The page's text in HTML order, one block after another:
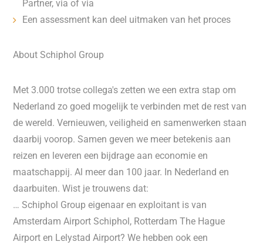
Partner, via of via
Een assessment kan deel uitmaken van het proces
About Schiphol Group
Met 3.000 trotse collega's zetten we een extra stap om
Nederland zo goed mogelijk te verbinden met de rest van
de wereld. Vernieuwen, veiligheid en samenwerken staan
daarbij voorop. Samen geven we meer betekenis aan
reizen en leveren een bijdrage aan economie en
maatschappij. Al meer dan 100 jaar. In Nederland en
daarbuiten. Wist je trouwens dat:
… Schiphol Group eigenaar en exploitant is van
Amsterdam Airport Schiphol, Rotterdam The Hague
Airport en Lelystad Airport? We hebben ook een